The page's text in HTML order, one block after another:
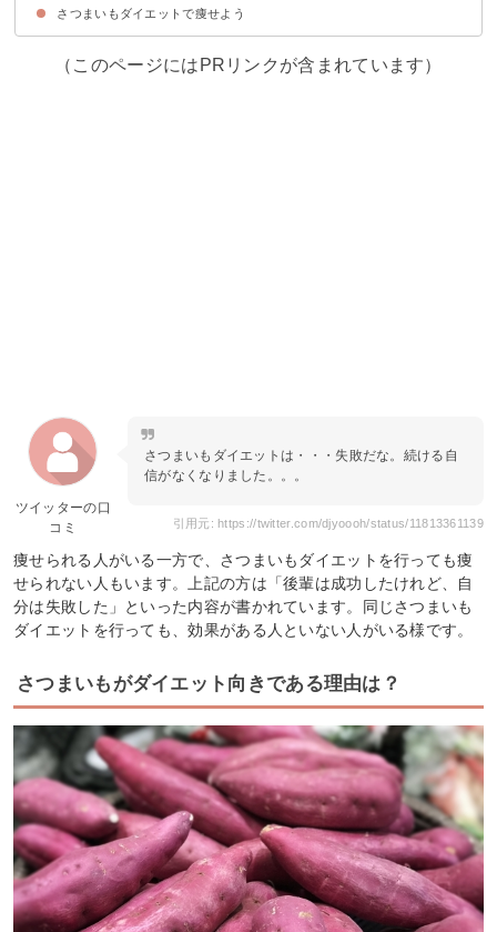
①さつまいもヨーグルト
②さつまいものスムージー
③冷やして食べるさつまいも蒸しパン
④さつまいもの皮の大学芋
さつまいもダイエットで痩せよう
（このページにはPRリンクが含まれています）
ツイッターの口
コミ
さつまいもダイエットは・・・失敗だな。続ける自
信がなくなりました。。。
引用元: https://twitter.com/djyoooh/status/11813361139
痩せられる人がいる一方で、さつまいもダイエットを行っても痩
せられない人もいます。上記の方は「後輩は成功したけれど、自
分は失敗した」といった内容が書かれています。同じさつまいも
ダイエットを行っても、効果がある人といない人がいる様です。
さつまいもがダイエット向きである理由は？